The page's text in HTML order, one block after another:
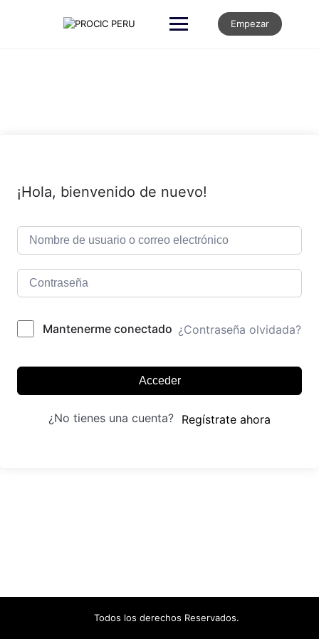
Empezar
¡Hola, bienvenido de nuevo!
Mantenerme conectado ¿Contraseña olvidada?
Acceder
¿No tienes una cuenta? Regístrate ahora
Todos los derechos Reservados.